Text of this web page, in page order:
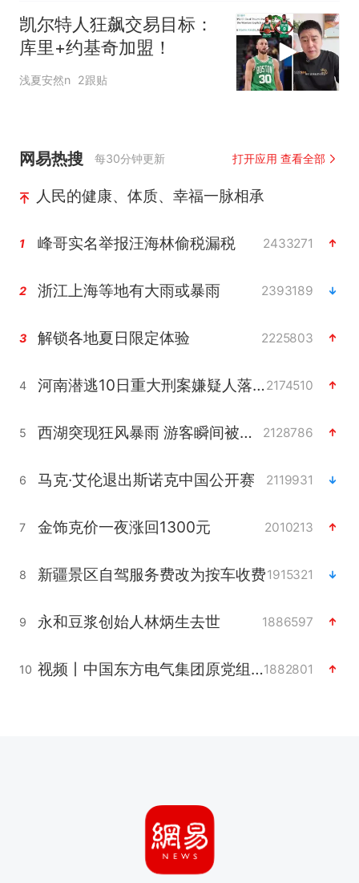
凯尔特人狂飙交易目标：
库里+约基奇加盟！
浅夏安然n 2跟贴
网易热搜 每30分钟更新 打开应用 查看全部
人民的健康、体质、幸福一脉相承
1 峰哥实名举报汪海林偷税漏税 2433271
2 浙江上海等地有大雨或暴雨 2393189
3 解锁各地夏日限定体验 2225803
4 河南潜逃10日重大刑案嫌疑人落网2174510
5 西湖突现狂风暴雨 游客瞬间被浇透 2128786
6 马克·艾伦退出斯诺克中国公开赛 2119931
7 金饰克价一夜涨回1300元 2010213
8 新疆景区自驾服务费改为按车收费1915321
9 永和豆浆创始人林炳生去世 1886597
10 视频丨中国东方电气集团原党组副书记、董事宋致远被查1882801